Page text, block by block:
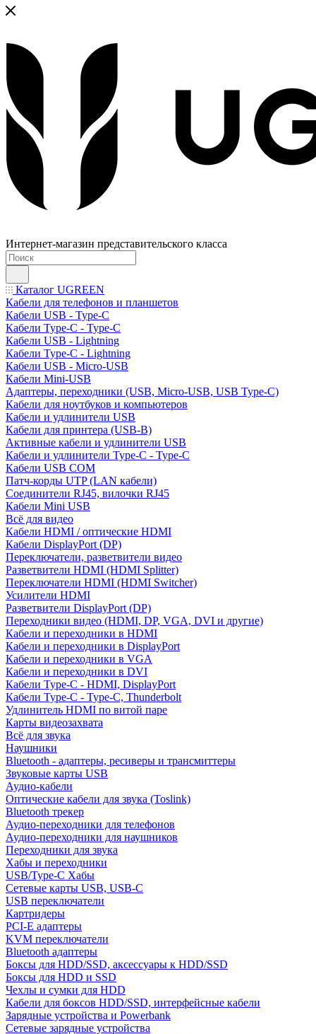
Интернет-магазин представительского класса
Каталог UGREEN
Кабели для телефонов и планшетов
Кабели USB - Type-C
Кабели Type-C - Type-C
Кабели USB - Lightning
Кабели Type-C - Lightning
Кабели USB - Micro-USB
Кабели Mini-USB
Адаптеры, переходники (USB, Micro-USB, USB Type-C)
Кабели для ноутбуков и компьютеров
Кабели и удлинители USB
Кабели для принтера (USB-B)
Активные кабели и удлинители USB
Кабели и удлинители Type-C - Type-C
Кабели USB COM
Патч-корды UTP (LAN кабели)
Соединители RJ45, вилочки RJ45
Кабели Mini USB
Всё для видео
Кабели HDMI / оптические HDMI
Кабели DisplayPort (DP)
Переключатели, разветвители видео
Разветвители HDMI (HDMI Splitter)
Переключатели HDMI (HDMI Switcher)
Усилители HDMI
Разветвители DisplayPort (DP)
Переходники видео (HDMI, DP, VGA, DVI и другие)
Кабели и переходники в HDMI
Кабели и переходники в DisplayPort
Кабели и переходники в VGA
Кабели и переходники в DVI
Кабели Type-C - HDMI, DisplayPort
Кабели Type-C - Type-C, Thunderbolt
Удлинитель HDMI по витой паре
Карты видеозахвата
Всё для звука
Наушники
Bluetooth - адаптеры, ресиверы и трансмиттеры
Звуковые карты USB
Аудио-кабели
Оптические кабели для звука (Toslink)
Bluetooth трекер
Аудио-переходники для телефонов
Аудио-переходники для наушников
Переходники для звука
Хабы и переходники
USB/Type-C Хабы
Сетевые карты USB, USB-C
USB переключатели
Картридеры
PCI-E адаптеры
KVM переключатели
Bluetooth адаптеры
Боксы для HDD/SSD, аксессуары к HDD/SSD
Боксы для HDD и SSD
Чехлы и сумки для HDD
Кабели для боксов HDD/SSD, интерфейсные кабели
Зарядные устройства и Powerbank
Сетевые зарядные устройства